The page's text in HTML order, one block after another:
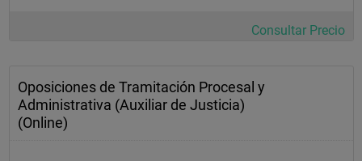
Consultar Precio
Oposiciones de Tramitación Procesal y
Administrativa (Auxiliar de Justicia)
(Online)